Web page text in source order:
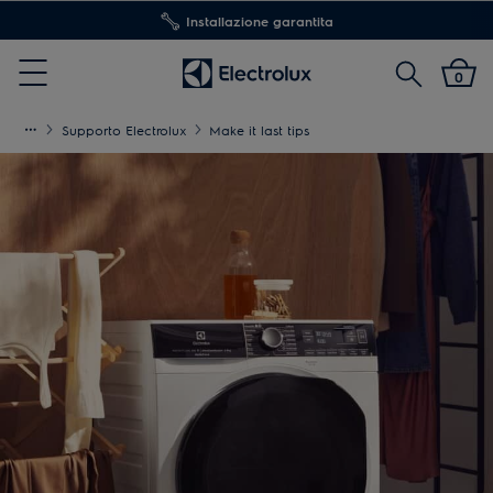
Installazione garantita
Menu
Cerca 0
Supporto Electrolux Make it last tips